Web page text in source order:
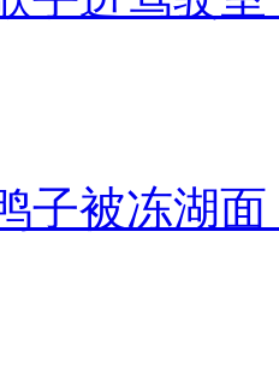
子被冻湖